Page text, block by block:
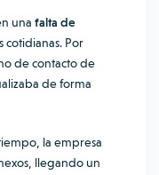
una falta de
cotidianas. Por
de contacto de
de forma
la empresa
llegando un